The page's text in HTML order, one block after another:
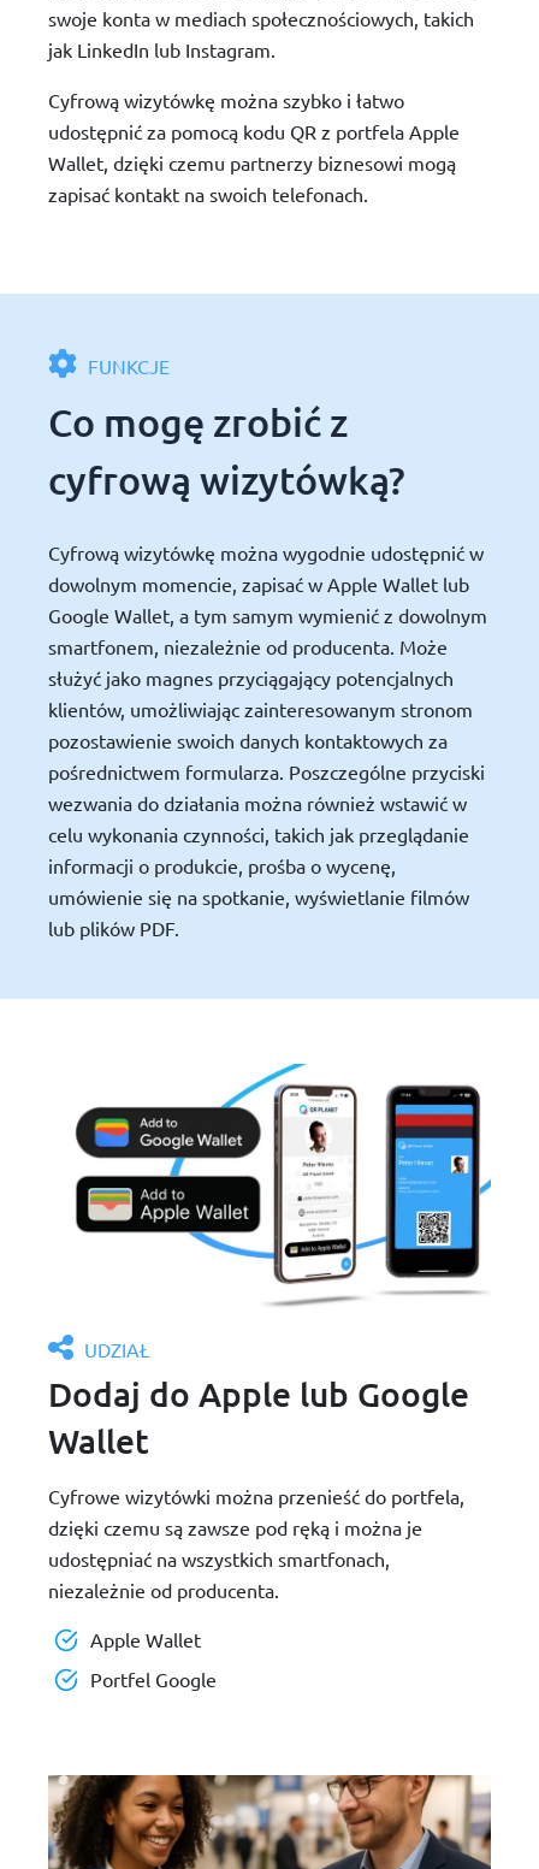
swoje konta w mediach społecznościowych, takich
jak LinkedIn lub Instagram.
Cyfrową wizytówkę można szybko i łatwo
udostępnić za pomocą kodu QR z portfela Apple
Wallet, dzięki czemu partnerzy biznesowi mogą
zapisać kontakt na swoich telefonach.
FUNKCJE
Co mogę zrobić z
cyfrową wizytówką?
Cyfrową wizytówkę można wygodnie udostępnić w
dowolnym momencie, zapisać w Apple Wallet lub
Google Wallet, a tym samym wymienić z dowolnym
smartfonem, niezależnie od producenta. Może
służyć jako magnes przyciągający potencjalnych
klientów, umożliwiając zainteresowanym stronom
pozostawienie swoich danych kontaktowych za
pośrednictwem formularza. Poszczególne przyciski
wezwania do działania można również wstawić w
celu wykonania czynności, takich jak przeglądanie
informacji o produkcie, prośba o wycenę,
umówienie się na spotkanie, wyświetlanie filmów
lub plików PDF.
UDZIAŁ
Dodaj do Apple lub Google
Wallet
Cyfrowe wizytówki można przenieść do portfela,
dzięki czemu są zawsze pod ręką i można je
udostępniać na wszystkich smartfonach,
niezależnie od producenta.
Apple Wallet
Portfel Google